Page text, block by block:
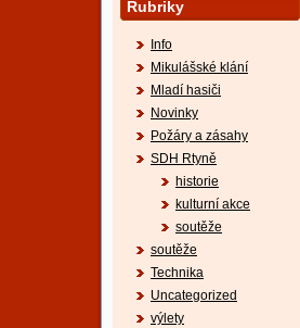
Rubriky
Info
Mikulášské klání
Mladí hasiči
Novinky
Požáry a zásahy
SDH Rtyně
historie
kulturní akce
soutěže
soutěže
Technika
Uncategorized
výlety